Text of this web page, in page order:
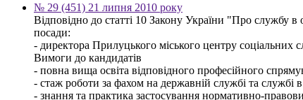
№ 29 (451) 21 липня 2010 року
Відповідно до статті 10 Закону України "Про службу
посади:
- директора Прилуцького міського центру соціальних
Вимоги до кандидатів
- повна вища освіта відповідного професійного
- стаж роботи за фахом на державній службі та
- знання та практика застосування нормативно-